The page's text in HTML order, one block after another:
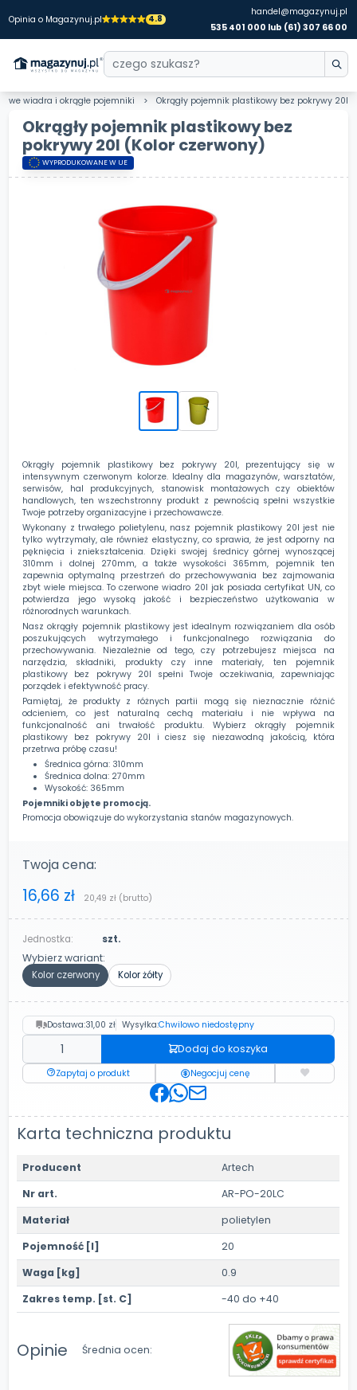
Opinia o Magazynuj.pl 4.8
handel@magazynuj.pl
535 401 000 lub (61) 307 66 00
wiadra i okrągłe pojemniki Okrągły pojemnik plastikowy bez pokrywy 20l
Okrągły pojemnik plastikowy bez
pokrywy 20l (Kolor czerwony)
WYPRODUKOWANE W UE
Okrągły pojemnik plastikowy bez pokrywy 20l, prezentujący się w
intensywnym czerwonym kolorze. Idealny dla magazynów, warsztatów,
serwisów, hal produkcyjnych, stanowisk montażowych czy obiektów
handlowych, ten wszechstronny produkt z pewnością spełni wszystkie
Twoje potrzeby organizacyjne i przechowawcze.
Wykonany z trwałego polietylenu, nasz pojemnik plastikowy 20l jest nie
tylko wytrzymały, ale również elastyczny, co sprawia, że jest odporny na
pęknięcia i zniekształcenia. Dzięki swojej średnicy górnej wynoszącej
310mm i dolnej 270mm, a także wysokości 365mm, pojemnik ten
zapewnia optymalną przestrzeń do przechowywania bez zajmowania
zbyt wiele miejsca. To czerwone wiadro 20l jak posiada certyfikat UN, co
potwierdza jego wysoką jakość i bezpieczeństwo użytkowania w
różnorodnych warunkach.
Nasz okrągły pojemnik plastikowy jest idealnym rozwiązaniem dla osób
poszukujących wytrzymałego i funkcjonalnego rozwiązania do
przechowywania. Niezależnie od tego, czy potrzebujesz miejsca na
narzędzia, składniki, produkty czy inne materiały, ten pojemnik
plastikowy bez pokrywy 20l spełni Twoje oczekiwania, zapewniając
porządek i efektywność pracy.
Pamiętaj, że produkty z różnych partii mogą się nieznacznie różnić
odcieniem, co jest naturalną cechą materiału i nie wpływa na
funkcjonalność ani trwałość produktu. Wybierz okrągły pojemnik
plastikowy bez pokrywy 20l i ciesz się niezawodną jakością, która
przetrwa próbę czasu!
Średnica górna: 310mm
Średnica dolna: 270mm
Wysokość: 365mm
Pojemniki objęte promocją.
Promocja obowiązuje do wykorzystania stanów magazynowych.
Twoja cena:
16,66 zł 20,49 zł (brutto)
Jednostka: szt.
Wybierz wariant:
Kolor czerwony Kolor żółty
Dostawa:31,00 zł Wysyłka:Chwilowo niedostępny
Dodaj do koszyka
Zapytaj o produkt Negocjuj cenę
Karta techniczna produktu
Producent
Artech
Nr art.
AR-PO-20LC
Materiał
polietylen
Pojemność [l]
20
Waga [kg]
0.9
Zakres temp. [st. C]
-40 do +40
Opinie Średnia ocen: